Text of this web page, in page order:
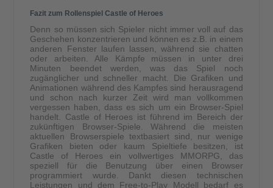
Fazit zum Rollenspiel Castle of Heroes
Denn so müssen sich Spieler nicht immer voll auf das
Geschehen konzentrieren und können es z.B. in einem
anderen Fenster laufen lassen, während sie chatten
oder arbeiten. Alle Kämpfe müssen in unter drei
Minuten beendet werden, was das Spiel noch
zugänglicher und schneller macht. Die Grafiken und
Animationen während des Kampfes sind herausragend
und schon nach kurzer Zeit wird man vollkommen
vergessen haben, dass es sich um ein Browser-Spiel
handelt. Castle of Heroes ist führend im Bereich der
zukünftigen Browser-Spiele. Während die meisten
aktuellen Browserspiele textbasiert sind, nur wenige
Grafiken bieten oder kaum Spieltiefe besitzen, ist
Castle of Heroes ein vollwertiges MMORPG, das
speziell für die Benutzung über einen Browser
programmiert wurde. Dankt diesen technischen
Leistungen und dem Free-to-Play Modell bedarf es